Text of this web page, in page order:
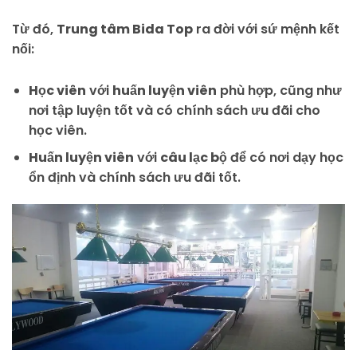
Từ đó, Trung tâm Bida Top ra đời với sứ mệnh kết
nối:
Học viên với huấn luyện viên phù hợp, cũng như
nơi tập luyện tốt và có chính sách ưu đãi cho
học viên.
Huấn luyện viên với câu lạc bộđể có nơi dạy học
ổn định và chính sách ưu đãi tốt.